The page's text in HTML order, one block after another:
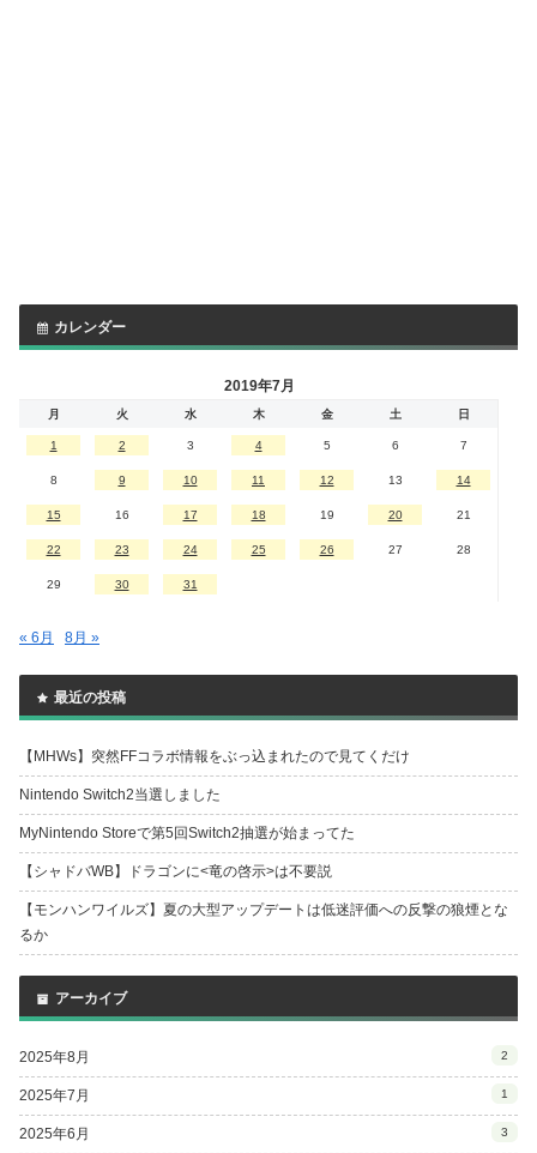
カレンダー
2019年7月
月 火 水 木 金 土 日
1 2 3 4 5 6 7
8 9 10 11 12 13 14
15 16 17 18 19 20 21
22 23 24 25 26 27 28
29 30 31
« 6月 8月 »
最近の投稿
【MHWs】突然FFコラボ情報をぶっ込まれたので見てくだけ
Nintendo Switch2当選しました
MyNintendo Storeで第5回Switch2抽選が始まってた
【シャドバWB】ドラゴンに<竜の啓示>は不要説
【モンハンワイルズ】夏の大型アップデートは低迷評価への反撃の狼煙とな
るか
アーカイブ
2025年8月 2
2025年7月 1
2025年6月 3